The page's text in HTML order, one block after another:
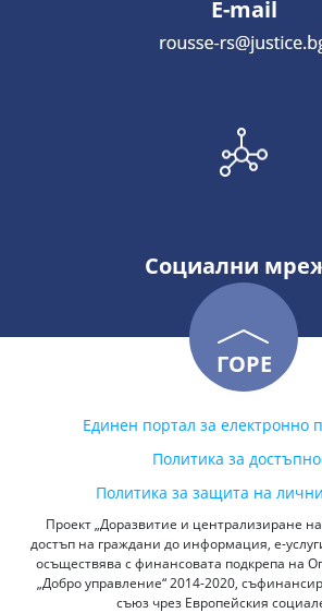
E-mail
Социални
ГОРЕ
Единен портал за електронно
Политика за
Политика за защита на
Проект „Доразвитие и централизиране
достъп на граждани до информация, е-
осъществява с финансовата подкрепа на
„Добро управление“ 2014-2020,
съюз чрез Европейския